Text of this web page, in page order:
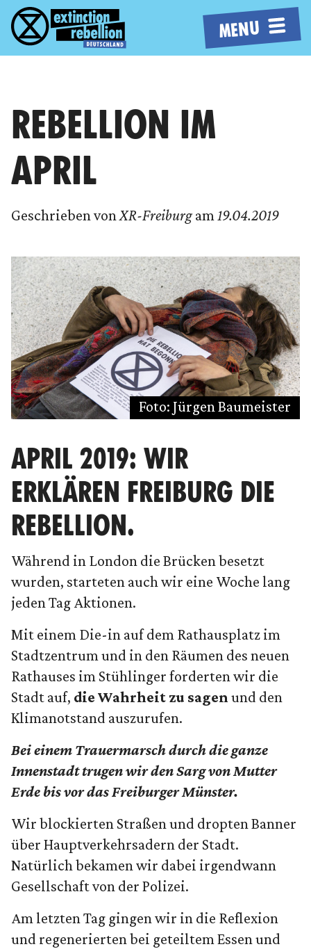
MENU
REBELLION IM
APRIL
Geschrieben von XR-Freiburgam 19.04.2019
Foto: Jürgen Baumeister
APRIL 2019: WIR
ERKLÄREN FREIBURG DIE
REBELLION.
Während in London die Brücken besetzt
wurden, starteten auch wir eine Woche lang
jeden Tag Aktionen.
Mit einem Die-in auf dem Rathausplatz im
Stadtzentrum und in den Räumen des neuen
Rathauses im Stühlinger forderten wir die
Stadt auf, die Wahrheit zu sagen und den
Klimanotstand auszurufen.
Bei einem Trauermarsch durch die ganze
Innenstadt trugen wir den Sarg von Mutter
Erde bis vor das Freiburger Münster.
Wir blockierten Straßen und dropten Banner
über Hauptverkehrsadern der Stadt.
Natürlich bekamen wir dabei irgendwann
Gesellschaft von der Polizei.
Am letzten Tag gingen wir in die Reflexion
und regenerierten bei geteiltem Essen und